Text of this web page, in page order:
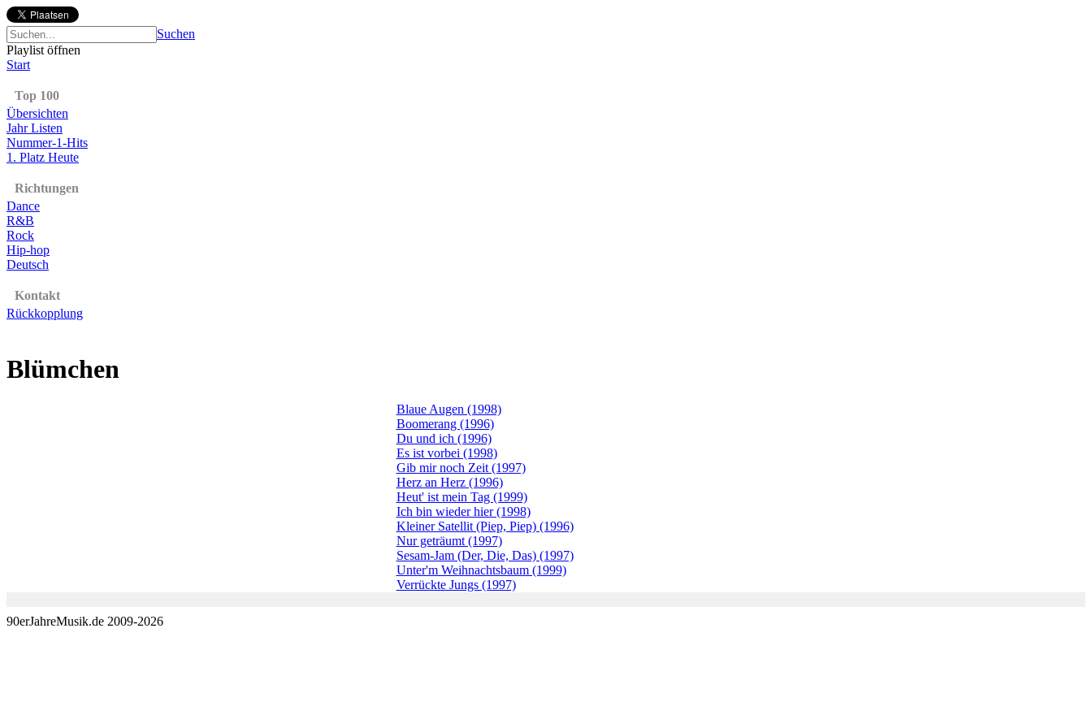
Suchen
Playlist öffnen
Start
Top 100
Übersichten
Jahr Listen
Nummer-1-Hits
1. Platz Heute
Richtungen
Dance
R&B
Rock
Hip-hop
Deutsch
Kontakt
Rückkopplung
Blümchen
Blaue Augen (1998)
Boomerang (1996)
Du und ich (1996)
Es ist vorbei (1998)
Gib mir noch Zeit (1997)
Herz an Herz (1996)
Heut' ist mein Tag (1999)
Ich bin wieder hier (1998)
Kleiner Satellit (Piep, Piep) (1996)
Nur geträumt (1997)
Sesam-Jam (Der, Die, Das) (1997)
Unter'm Weihnachtsbaum (1999)
Verrückte Jungs (1997)
90erJahreMusik.de 2009-2026